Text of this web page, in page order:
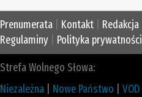
Prenumerata Kontakt Redakcja
Regulaminy
Polityka prywatności
Strefa Wolnego Słowa:
Niezależna
Nowe Państwo VOD